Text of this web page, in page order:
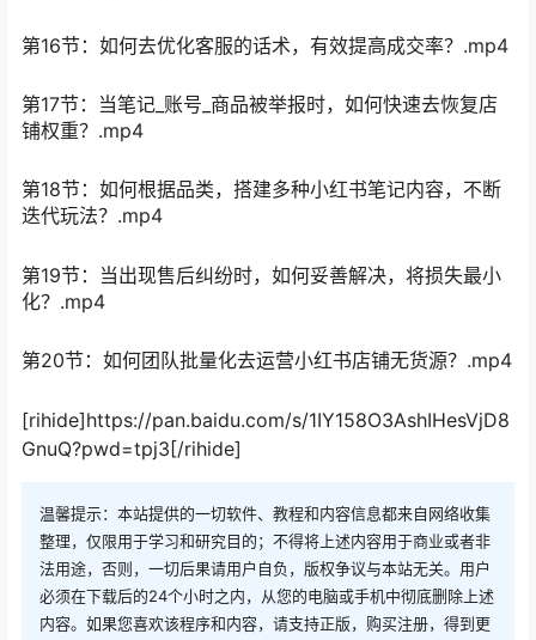
第16节：如何去优化客服的话术，有效提高成交率？.mp4
第17节：当笔记_账号_商品被举报时，如何快速去恢复店
铺权重？.mp4
第18节：如何根据品类，搭建多种小红书笔记内容，不断
迭代玩法？.mp4
第19节：当出现售后纠纷时，如何妥善解决，将损失最小
化？.mp4
第20节：如何团队批量化去运营小红书店铺无货源？.mp4
[rihide]https://pan.baidu.com/s/1IY158O3AshIHesVjD8
GnuQ?pwd=tpj3[/rihide]
温馨提示：本站提供的一切软件、教程和内容信息都来自网络收集
整理，仅限用于学习和研究目的；不得将上述内容用于商业或者非
法用途，否则，一切后果请用户自负，版权争议与本站无关。用户
必须在下载后的24个小时之内，从您的电脑或手机中彻底删除上述
内容。如果您喜欢该程序和内容，请支持正版，购买注册，得到更